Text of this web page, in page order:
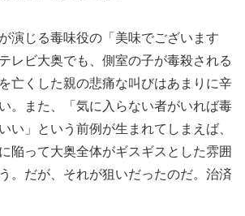
演じる毒味役の「美味でございます
レビ大奥でも、側室の子が毒殺される
亡くした親の悲痛な叫びはあまりに辛
。また、「気に入らない者がいれば毒
い」という前例が生まれてしまえば、
陥って大奥全体がギスギスとした雰囲
。だが、それが狙いだったのだ。治済